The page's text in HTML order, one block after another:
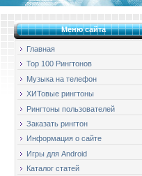
Меню сайта
Главная
Top 100 Рингтонов
Музыка на телефон
ХИТовые рингтоны
Рингтоны пользователей
Заказать рингтон
Информация о сайте
Игры для Android
Каталог статей